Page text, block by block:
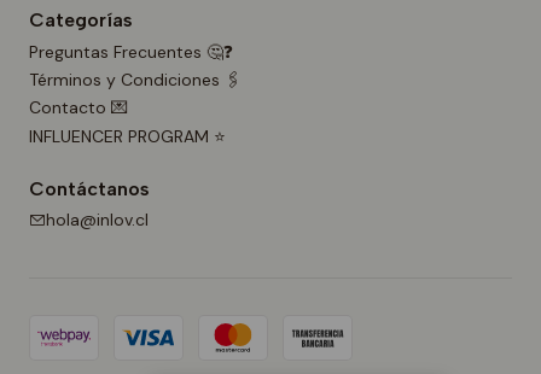
Categorías
Preguntas Frecuentes 🤔❓
Términos y Condiciones 🖇️
Contacto 💌
INFLUENCER PROGRAM ⭐
Contáctanos
hola@inlov.cl